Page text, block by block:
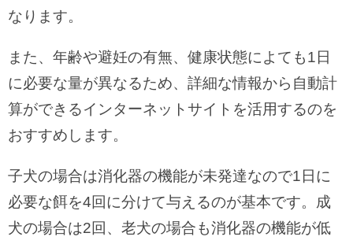
なります。
また、年齢や避妊の有無、健康状態によても1日
に必要な量が異なるため、詳細な情報から自動計
算ができるインターネットサイトを活用するのを
おすすめします。
子犬の場合は消化器の機能が未発達なので1日に
必要な餌を4回に分けて与えるのが基本です。成
犬の場合は2回、老犬の場合も消化器の機能が低